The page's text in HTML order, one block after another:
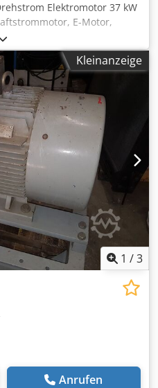
Elektromotor 37 kW
E-Motor,
1LE16032AA534GB4
Awj Aptsf
65 Ampere
400 Volt, 50 Hz.
Zapfenlänge 110 mm
Flanschschdurchmesser
300 mm Lochkreis Ø 350
Ø 19
Motorwelle 640 mm
740 mm
x 520 mm Eigengewicht 250
aus
Kleinanzeige
1 /3
Anrufen